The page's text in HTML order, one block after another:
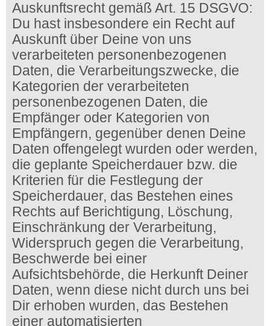
Auskunftsrecht gemäß Art. 15 DSGVO:
Du hast insbesondere ein Recht auf
Auskunft über Deine von uns
verarbeiteten personenbezogenen
Daten, die Verarbeitungszwecke, die
Kategorien der verarbeiteten
personenbezogenen Daten, die
Empfänger oder Kategorien von
Empfängern, gegenüber denen Deine
Daten offengelegt wurden oder werden,
die geplante Speicherdauer bzw. die
Kriterien für die Festlegung der
Speicherdauer, das Bestehen eines
Rechts auf Berichtigung, Löschung,
Einschränkung der Verarbeitung,
Widerspruch gegen die Verarbeitung,
Beschwerde bei einer
Aufsichtsbehörde, die Herkunft Deiner
Daten, wenn diese nicht durch uns bei
Dir erhoben wurden, das Bestehen
einer automatisierten